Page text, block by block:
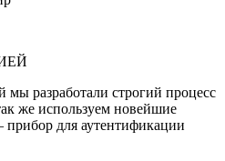
мы разработали строгий процесс
же используем новейшие
прибор для аутентификации